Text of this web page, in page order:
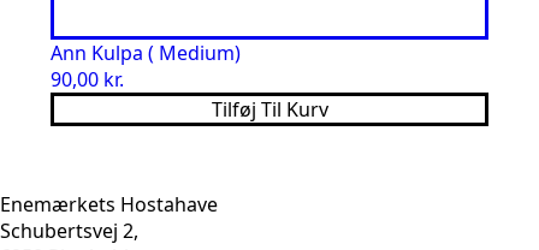
Ann Kulpa ( Medium)
90,00 kr.
Tilføj Til Kurv
Enemærkets Hostahave
Schubertsvej 2,